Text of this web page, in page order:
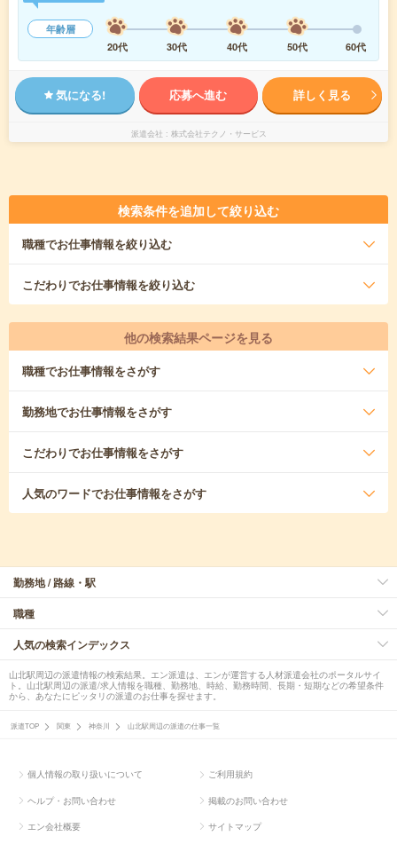
年齢層
20代
30代 40代 50代 60代
気になる! 応募へ進む 詳しく見る
派遣会社 株式会社テクノ・サービス
検索条件を追加して絞り込む
職種でお仕事情報を絞り込む
こだわりでお仕事情報を絞り込む
他の検索結果ページを見る
職種でお仕事情報をさがす
勤務地でお仕事情報をさがす
こだわりでお仕事情報をさがす
人気のワードでお仕事情報をさがす
勤務地 / 路線・駅
職種
人気の検索インデックス
山北駅周辺の派遣情報の検索結果。エン派遣は、エンが運営する人材派遣会社のポータルサイ
ト。山北駅周辺の派遣/求人情報を職種、勤務地、時給、勤務時間、長期・短期などの希望条件
から、あなたにピッタリの派遣のお仕事を探せます。
派遣TOP 関東 神奈川 山北駅周辺の派遣の仕事一覧
個人情報の取り扱いについて ご利用規約
ヘルプ・お問い合わせ 掲載のお問い合わせ
エン会社概要 サイトマップ